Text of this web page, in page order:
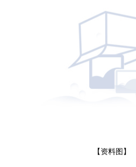
【资料图】